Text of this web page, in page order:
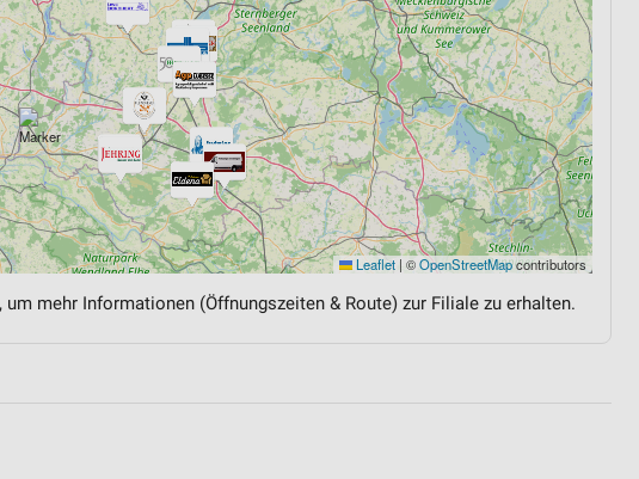
Leaflet | ©OpenStreetMapcontributors
mehr Informationen (Öffnungszeiten & Route) zur Filiale zu erhalten.